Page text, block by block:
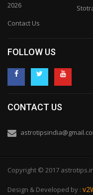
2026
Contact Us
FOLLOW US
CONTACT US
Copyright © 2017
Design & Developed by :